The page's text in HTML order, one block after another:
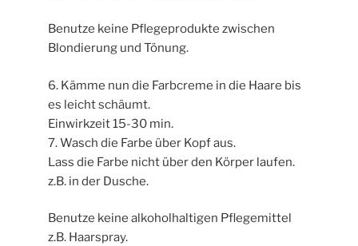
Benutze keine Pflegeprodukte zwischen
Blondierung und Tönung.
6. Kämme nun die Farbcreme in die Haare bis
es leicht schäumt.
Einwirkzeit 15-30 min.
7. Wasch die Farbe über Kopf aus.
Lass die Farbe nicht über den Körper laufen.
z.B. in der Dusche.
Benutze keine alkoholhaltigen Pflegemittel
z.B. Haarspray.